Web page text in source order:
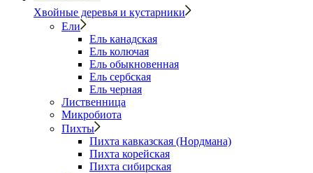
Хвойные деревья и кустарники
Ели
Ель канадская
Ель колючая
Ель обыкновенная
Ель сербская
Ель черная
Лиственница
Микробиота
Пихты
Пихта кавказская (Нордмана)
Пихта корейская
Пихта сибирская